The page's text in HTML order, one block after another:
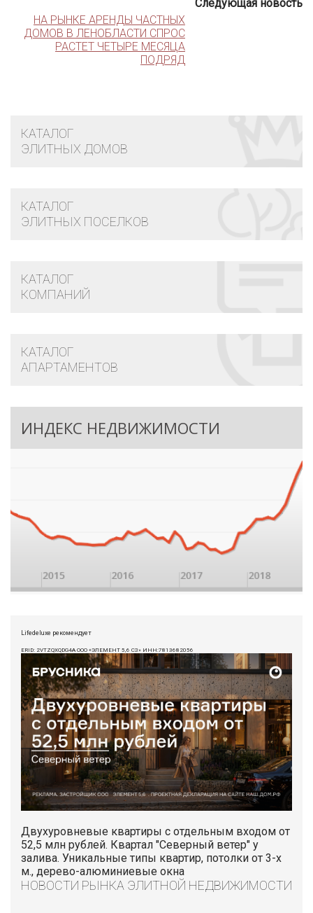
Следующая новость
НА РЫНКЕ АРЕНДЫ ЧАСТНЫХ
ДОМОВ В ЛЕНОБЛАСТИ СПРОС
РАСТЕТ ЧЕТЫРЕ МЕСЯЦА
ПОДРЯД
КАТАЛОГ
ЭЛИТНЫХ ДОМОВ
КАТАЛОГ
ЭЛИТНЫХ ПОСЕЛКОВ
КАТАЛОГ
КОМПАНИЙ
КАТАЛОГ
АПАРТАМЕНТОВ
ИНДЕКС НЕДВИЖИМОСТИ
Lifedeluxe рекомендует
ERID: 2VTZQXQDG4A ООО «ЭЛЕМЕНТ 5,6 СЗ» ИНН:7813682056
Двухуровневые квартиры с отдельным входом от
52,5 млн рублей. Квартал "Северный ветер" у
залива. Уникальные типы квартир, потолки от 3-х
м., дерево-алюминиевые окна
НОВОСТИ РЫНКА ЭЛИТНОЙ НЕДВИЖИМОСТИ